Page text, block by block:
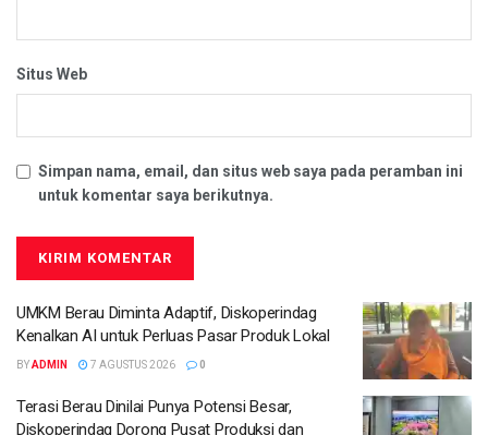
Situs Web
Simpan nama, email, dan situs web saya pada peramban ini
untuk komentar saya berikutnya.
UMKM Berau Diminta Adaptif, Diskoperindag
Kenalkan AI untuk Perluas Pasar Produk Lokal
BYADMIN 7 AGUSTUS 2026 0
Terasi Berau Dinilai Punya Potensi Besar,
Diskoperindag Dorong Pusat Produksi dan